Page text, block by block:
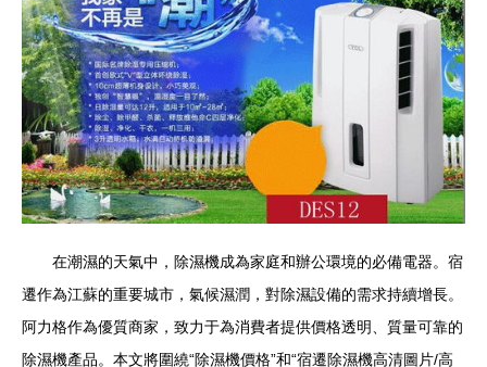
在潮濕的天氣中，除濕機成為家庭和辦公環境的必備電器。宿
遷作為江蘇的重要城市，氣候濕潤，對除濕設備的需求持續增長。
阿力格作為優質商家，致力于為消費者提供價格透明、質量可靠的
除濕機產品。本文將圍繞“除濕機價格”和“宿遷除濕機高清圖片/高